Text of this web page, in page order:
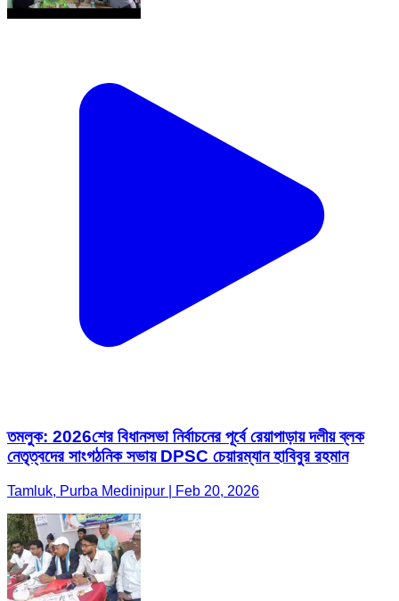
তমলুক: 2026শের বিধানসভা নির্বাচনের পূর্বে রেয়াপাড়ায় দলীয় ব্লক
নেতৃত্বদের সাংগঠনিক সভায় DPSC চেয়ারম্যান হাবিবুর রহমান
Tamluk, Purba Medinipur | Feb 20, 2026